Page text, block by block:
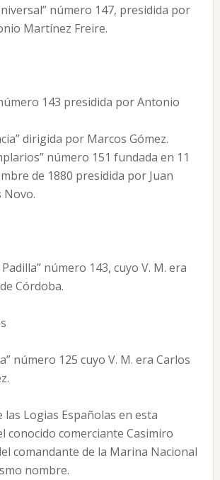
número 147, presidida por
Martínez Freire.
143 presidida por Antonio
dirigida por Marcos Gómez.
número 151 fundada en 11
de 1880 presidida por Juan
Novo.
número 143, cuyo V. M. era
Córdoba.
número 125 cuyo V. M. era Carlos
las Logias Españolas en esta
conocido comerciante Casimiro
comandante de la Marina Nacional
nombre.